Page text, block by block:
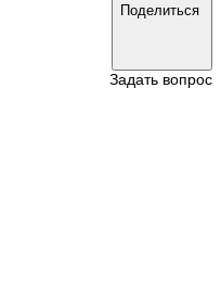
Поделиться
Задать вопрос